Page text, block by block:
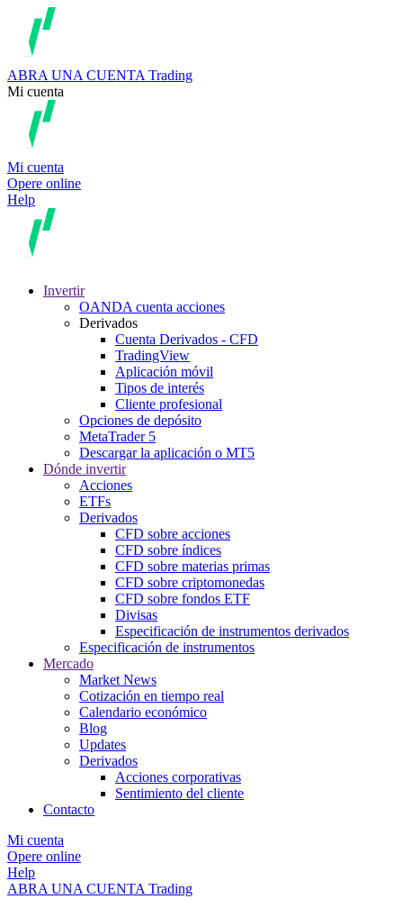
ABRA UNA CUENTA Trading
Mi cuenta
Mi cuenta
Opere online
Help
Invertir
OANDA cuenta acciones
Derivados
Cuenta Derivados - CFD
TradingView
Aplicación móvil
Tipos de interés
Cliente profesional
Opciones de depósito
MetaTrader 5
Descargar la aplicación o MT5
Dónde invertir
Acciones
ETFs
Derivados
CFD sobre acciones
CFD sobre índices
CFD sobre materias primas
CFD sobre criptomonedas
CFD sobre fondos ETF
Divisas
Especificación de instrumentos derivados
Especificación de instrumentos
Mercado
Market News
Cotización en tiempo real
Calendario económico
Blog
Updates
Derivados
Acciones corporativas
Sentimiento del cliente
Contacto
Mi cuenta
Opere online
Help
ABRA UNA CUENTA Trading